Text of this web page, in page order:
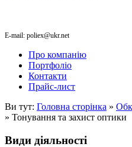
E-mail: poliex@ukr.net
Про компанію
Портфоліо
Контакти
Прайс-лист
Ви тут: Головна сторінка »
» Тонування та захист оптики
Види діяльності